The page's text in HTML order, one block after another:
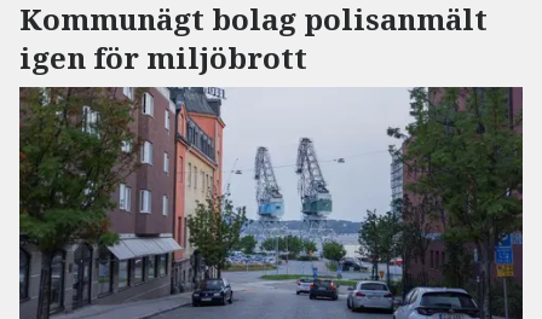
Kommunägt bolag polisanmält
igen för miljöbrott